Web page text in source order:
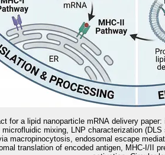
for a lipid nanoparticle mRNA delivery
microfluidic mixing, LNP characterization
macropinocytosis, endosomal escape
translation of encoded antigen, MHC-I/II